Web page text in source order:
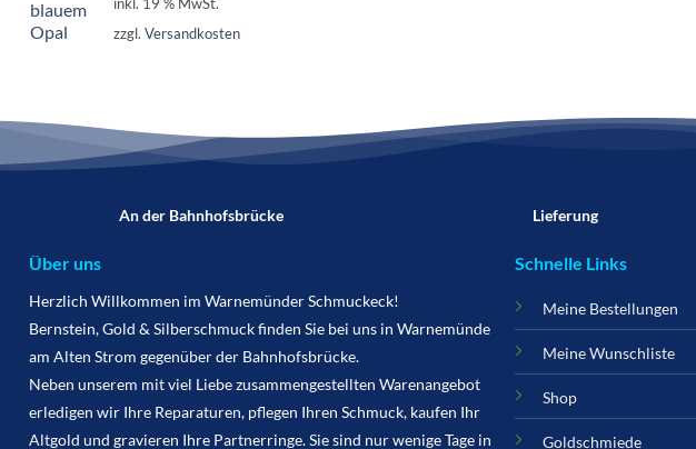
inkl. 19 % MwSt.
zzgl. Versandkosten
An der Bahnhofsbrücke Lieferung
Über uns
Herzlich Willkommen im Warnemünder Schmuckeck!
Bernstein, Gold & Silberschmuck finden Sie bei uns in Warnemünde
am Alten Strom gegenüber der Bahnhofsbrücke.
Neben unserem mit viel Liebe zusammengestellten Warenangebot
erledigen wir Ihre Reparaturen, pflegen Ihren Schmuck, kaufen Ihr
Altgold und gravieren Ihre Partnerringe. Sie sind nur wenige Tage in
Schnelle Links
Meine Bestellungen
Meine Wunschliste
Shop
Goldschmiede